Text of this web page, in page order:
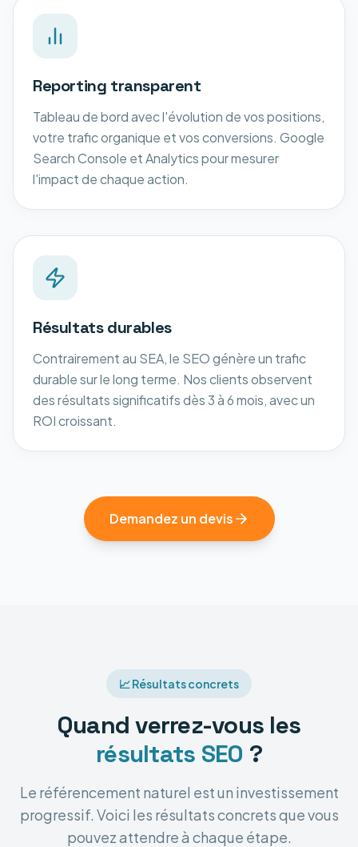
Reporting transparent
Tableau de bord avec l'évolution de vos positions,
votre trafic organique et vos conversions. Google
Search Console et Analytics pour mesurer
l'impact de chaque action.
Résultats durables
Contrairement au SEA, le SEO génère un trafic
durable sur le long terme. Nos clients observent
des résultats significatifs dès 3 à 6 mois, avec un
ROI croissant.
Demandez un devis
📈 Résultats concrets
Quand verrez-vous les
résultats SEO ?
Le référencement naturel est un investissement
progressif. Voici les résultats concrets que vous
pouvez attendre à chaque étape.